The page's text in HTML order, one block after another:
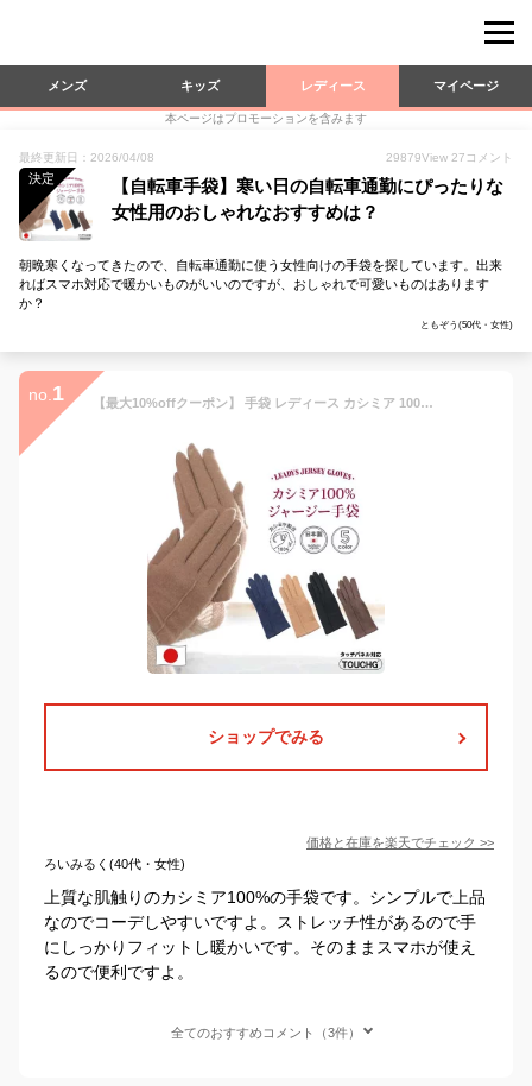
メンズ キッズ レディース マイページ
本ページはプロモーションを含みます
最終更新日：2026/04/08 29879View 27 コメント
決定
【自転車手袋】寒い日の自転車通勤にぴったりな
女性用のおしゃれなおすすめは？
朝晩寒くなってきたので、自転車通勤に使う女性向けの手袋を探しています。出来
ればスマホ対応で暖かいものがいいのですが、おしゃれで可愛いものはあります
か？
ともぞう(50代・女性)
no. 1 【最大10%offクーポン】 手袋 レディース カシミア 100% ジャージー手袋 スマホ対応 カシミヤ 手袋 暖かい おしゃれ スマホ手袋 防寒 手袋 かわいい あったかグッズ 敬老の日プレゼント 女性 彼女 中学生 通勤 自転車 スマートフォン対応 アウトドア 秋冬用 お買い物マラソン
ショップでみる
価格と在庫を楽天でチェック >>
ろいみるく(40代・女性)
上質な肌触りのカシミア100%の手袋です。シンプルで上品
なのでコーデしやすいですよ。ストレッチ性があるので手
にしっかりフィットし暖かいです。そのままスマホが使え
るので便利ですよ。
全てのおすすめコメント（3件）